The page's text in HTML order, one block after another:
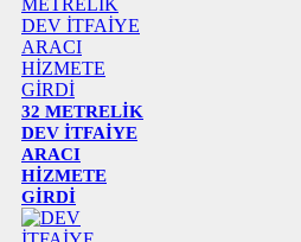
32 METRELİK
DEV İTFAİYE
ARACI
HİZMETE
GİRDİ